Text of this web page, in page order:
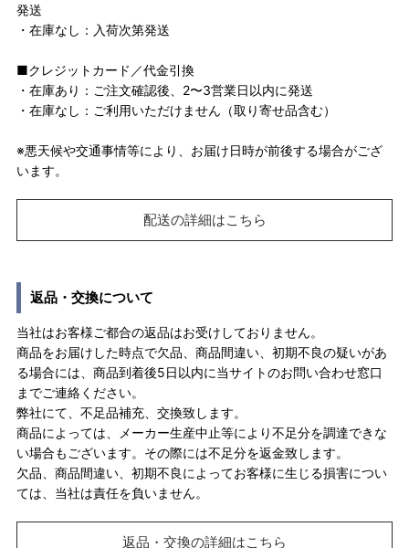
発送
・在庫なし：入荷次第発送
■クレジットカード／代金引換
・在庫あり：ご注文確認後、2〜3営業日以内に発送
・在庫なし：ご利用いただけません（取り寄せ品含む）
※悪天候や交通事情等により、お届け日時が前後する場合がござ
います。
配送の詳細はこちら
返品・交換について
当社はお客様ご都合の返品はお受けしておりません。
商品をお届けした時点で欠品、商品間違い、初期不良の疑いがあ
る場合には、商品到着後5日以内に当サイトのお問い合わせ窓口
までご連絡ください。
弊社にて、不足品補充、交換致します。
商品によっては、メーカー生産中止等により不足分を調達できな
い場合もございます。その際には不足分を返金致します。
欠品、商品間違い、初期不良によってお客様に生じる損害につい
ては、当社は責任を負いません。
返品・交換の詳細はこちら